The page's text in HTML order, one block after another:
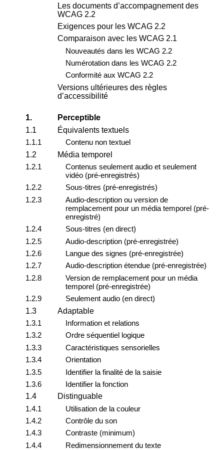
Les documents d’accompagnement des
WCAG 2.2
Exigences pour les WCAG 2.2
Comparaison avec les WCAG 2.1
Nouveautés dans les WCAG 2.2
Numérotation dans les WCAG 2.2
Conformité aux WCAG 2.2
Versions ultérieures des règles
d’accessibilité
1.
Perceptible
1.1
Équivalents textuels
1.1.1
Contenu non textuel
1.2
Média temporel
1.2.1
Contenus seulement audio et seulement
vidéo (pré-enregistrés)
1.2.2
Sous-titres (pré-enregistrés)
1.2.3
Audio-description ou version de
remplacement pour un média temporel (pré-
enregistré)
1.2.4
Sous-titres (en direct)
1.2.5
Audio-description (pré-enregistrée)
1.2.6
Langue des signes (pré-enregistrée)
1.2.7
Audio-description étendue (pré-enregistrée)
1.2.8
Version de remplacement pour un média
temporel (pré-enregistrée)
1.2.9
Seulement audio (en direct)
1.3
Adaptable
1.3.1
Information et relations
1.3.2
Ordre séquentiel logique
1.3.3
Caractéristiques sensorielles
1.3.4
Orientation
1.3.5
Identifier la finalité de la saisie
1.3.6
Identifier la fonction
1.4
Distinguable
1.4.1
Utilisation de la couleur
1.4.2
Contrôle du son
1.4.3
Contraste (minimum)
1.4.4
Redimensionnement du texte